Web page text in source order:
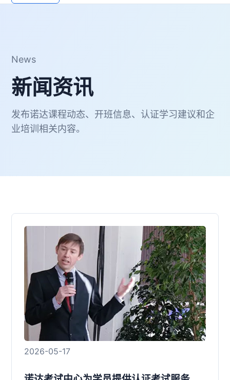
News
新闻资讯
发布诺达课程动态、开班信息、认证学习建议和企
业培训相关内容。
2026-05-17